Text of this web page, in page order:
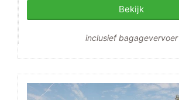
Bekijk
inclusief bagagevervoer